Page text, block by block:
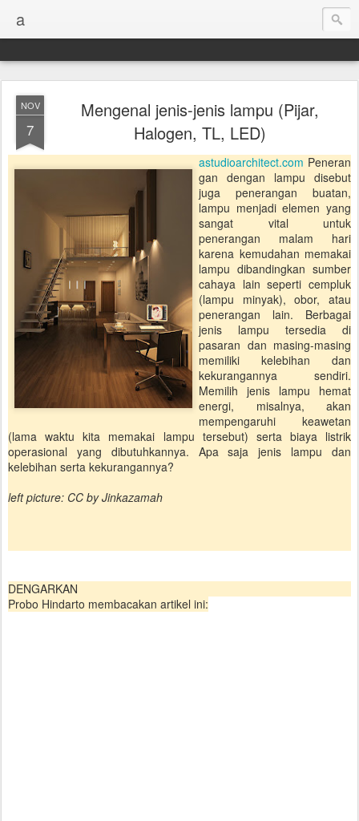
a
NOV
7
Mengenal jenis-jenis lampu (Pijar,
Halogen, TL, LED)
astudioarchitect.com Peneran
gan dengan lampu disebut
juga penerangan buatan,
lampu menjadi elemen yang
sangat vital untuk
penerangan malam hari
karena kemudahan memakai
lampu dibandingkan sumber
cahaya lain seperti cempluk
(lampu minyak), obor, atau
penerangan lain. Berbagai
jenis lampu tersedia di
pasaran dan masing-masing
memiliki kelebihan dan
kekurangannya sendiri.
Memilih jenis lampu hemat
energi, misalnya, akan
mempengaruhi keawetan
(lama waktu kita memakai lampu tersebut) serta biaya listrik
operasional yang dibutuhkannya. Apa saja jenis lampu dan
kelebihan serta kekurangannya?
left picture: CC by Jinkazamah
DENGARKAN
Probo Hindarto membacakan artikel ini: